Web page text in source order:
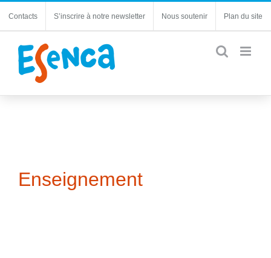
Contacts S’inscrire à notre newsletter Nous soutenir Plan du site
Enseignement